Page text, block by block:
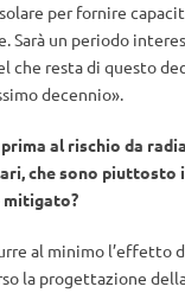
per fornire
Sarà un periodo
che resta di questo
decennio».
al rischio da
che sono piuttosto
mitigato?
al minimo l’effetto
la progettazione